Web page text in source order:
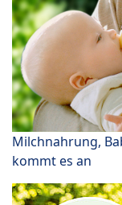
Milchnahrung,
kommt es an